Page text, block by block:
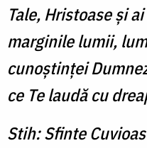
Tale, Hristoase şi
marginile lumii,
cunoştinţei
ce Te laudă cu
Stih: Sfinte